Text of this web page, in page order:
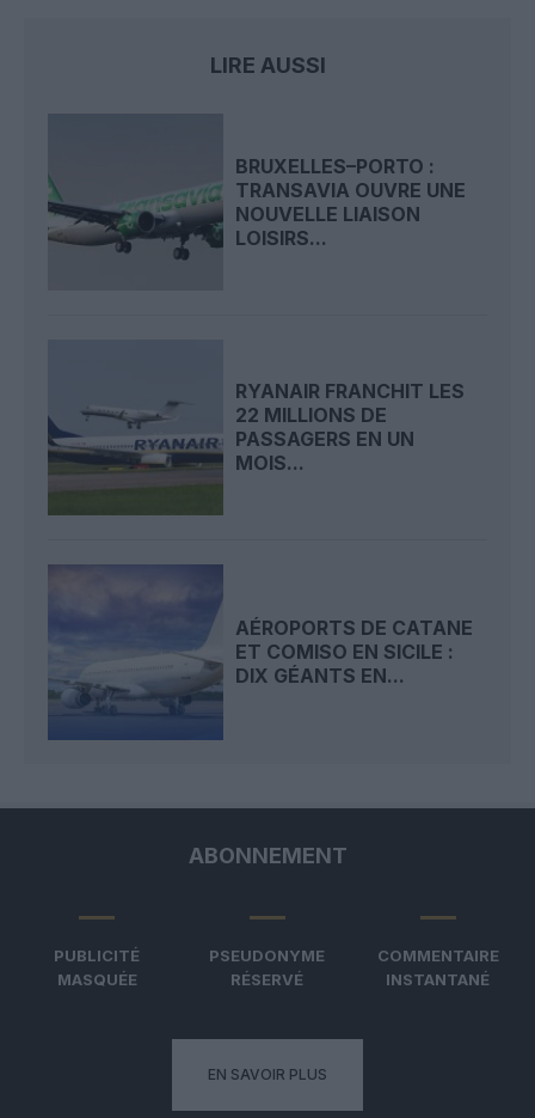
LIRE AUSSI
BRUXELLES–PORTO :
TRANSAVIA OUVRE UNE
NOUVELLE LIAISON
LOISIRS...
RYANAIR FRANCHIT LES
22 MILLIONS DE
PASSAGERS EN UN
MOIS...
AÉROPORTS DE CATANE
ET COMISO EN SICILE :
DIX GÉANTS EN...
ABONNEMENT
PUBLICITÉ
MASQUÉE
PSEUDONYME
RÉSERVÉ
COMMENTAIRE
INSTANTANÉ
EN SAVOIR PLUS